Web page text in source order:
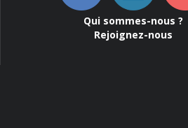
Qui sommes-nous ?
Rejoignez-nous